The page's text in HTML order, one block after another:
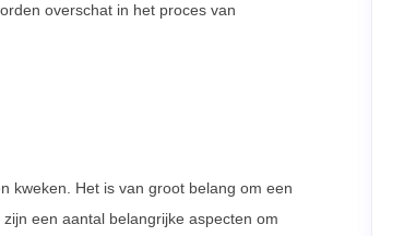
overschat in het proces van
kweken. Het is van groot belang om een
een aantal belangrijke aspecten om